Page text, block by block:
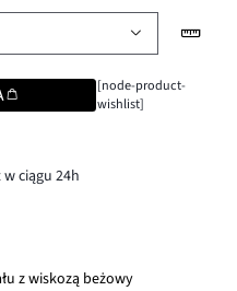
[node-product-
wishlist]
ciągu 24h
z wiskozą beżowy